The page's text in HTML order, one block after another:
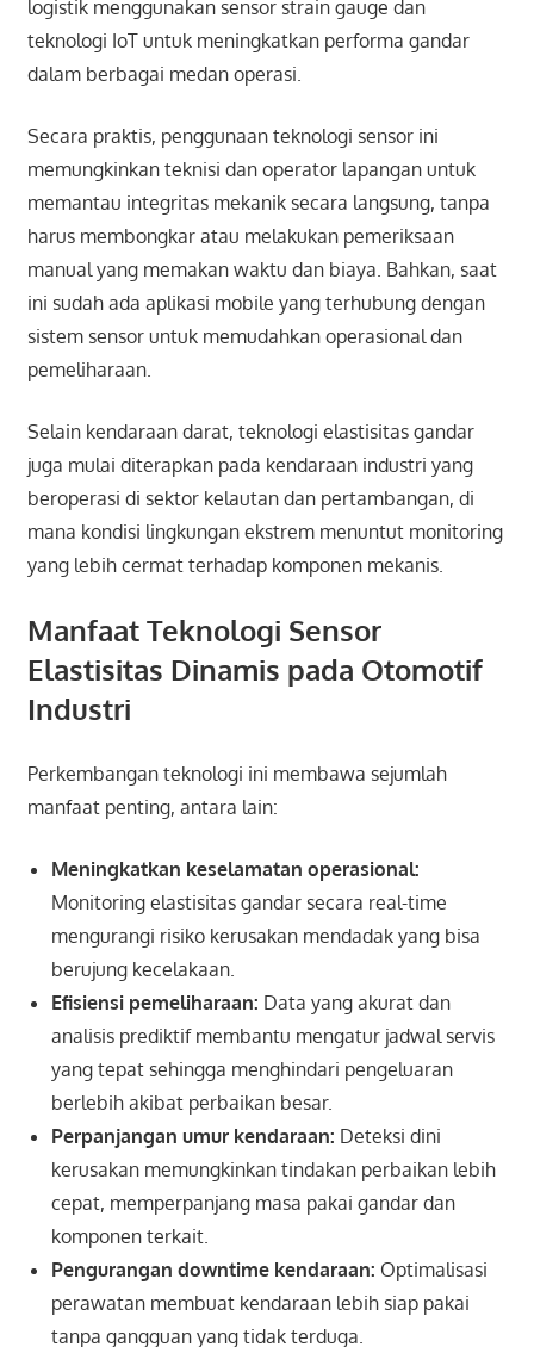
logistik menggunakan sensor strain gauge dan
teknologi IoT untuk meningkatkan performa gandar
dalam berbagai medan operasi.
Secara praktis, penggunaan teknologi sensor ini
memungkinkan teknisi dan operator lapangan untuk
memantau integritas mekanik secara langsung, tanpa
harus membongkar atau melakukan pemeriksaan
manual yang memakan waktu dan biaya. Bahkan, saat
ini sudah ada aplikasi mobile yang terhubung dengan
sistem sensor untuk memudahkan operasional dan
pemeliharaan.
Selain kendaraan darat, teknologi elastisitas gandar
juga mulai diterapkan pada kendaraan industri yang
beroperasi di sektor kelautan dan pertambangan, di
mana kondisi lingkungan ekstrem menuntut monitoring
yang lebih cermat terhadap komponen mekanis.
Manfaat Teknologi Sensor
Elastisitas Dinamis pada Otomotif
Industri
Perkembangan teknologi ini membawa sejumlah
manfaat penting, antara lain:
Meningkatkan keselamatan operasional:
Monitoring elastisitas gandar secara real-time
mengurangi risiko kerusakan mendadak yang bisa
berujung kecelakaan.
Efisiensi pemeliharaan: Data yang akurat dan
analisis prediktif membantu mengatur jadwal servis
yang tepat sehingga menghindari pengeluaran
berlebih akibat perbaikan besar.
Perpanjangan umur kendaraan: Deteksi dini
kerusakan memungkinkan tindakan perbaikan lebih
cepat, memperpanjang masa pakai gandar dan
komponen terkait.
Pengurangan downtime kendaraan: Optimalisasi
perawatan membuat kendaraan lebih siap pakai
tanpa gangguan yang tidak terduga.